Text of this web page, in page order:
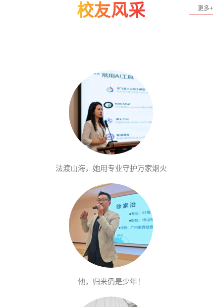
校友风采 更多+
法渡山海，她用专业守护万家烟火
他，归来仍是少年！